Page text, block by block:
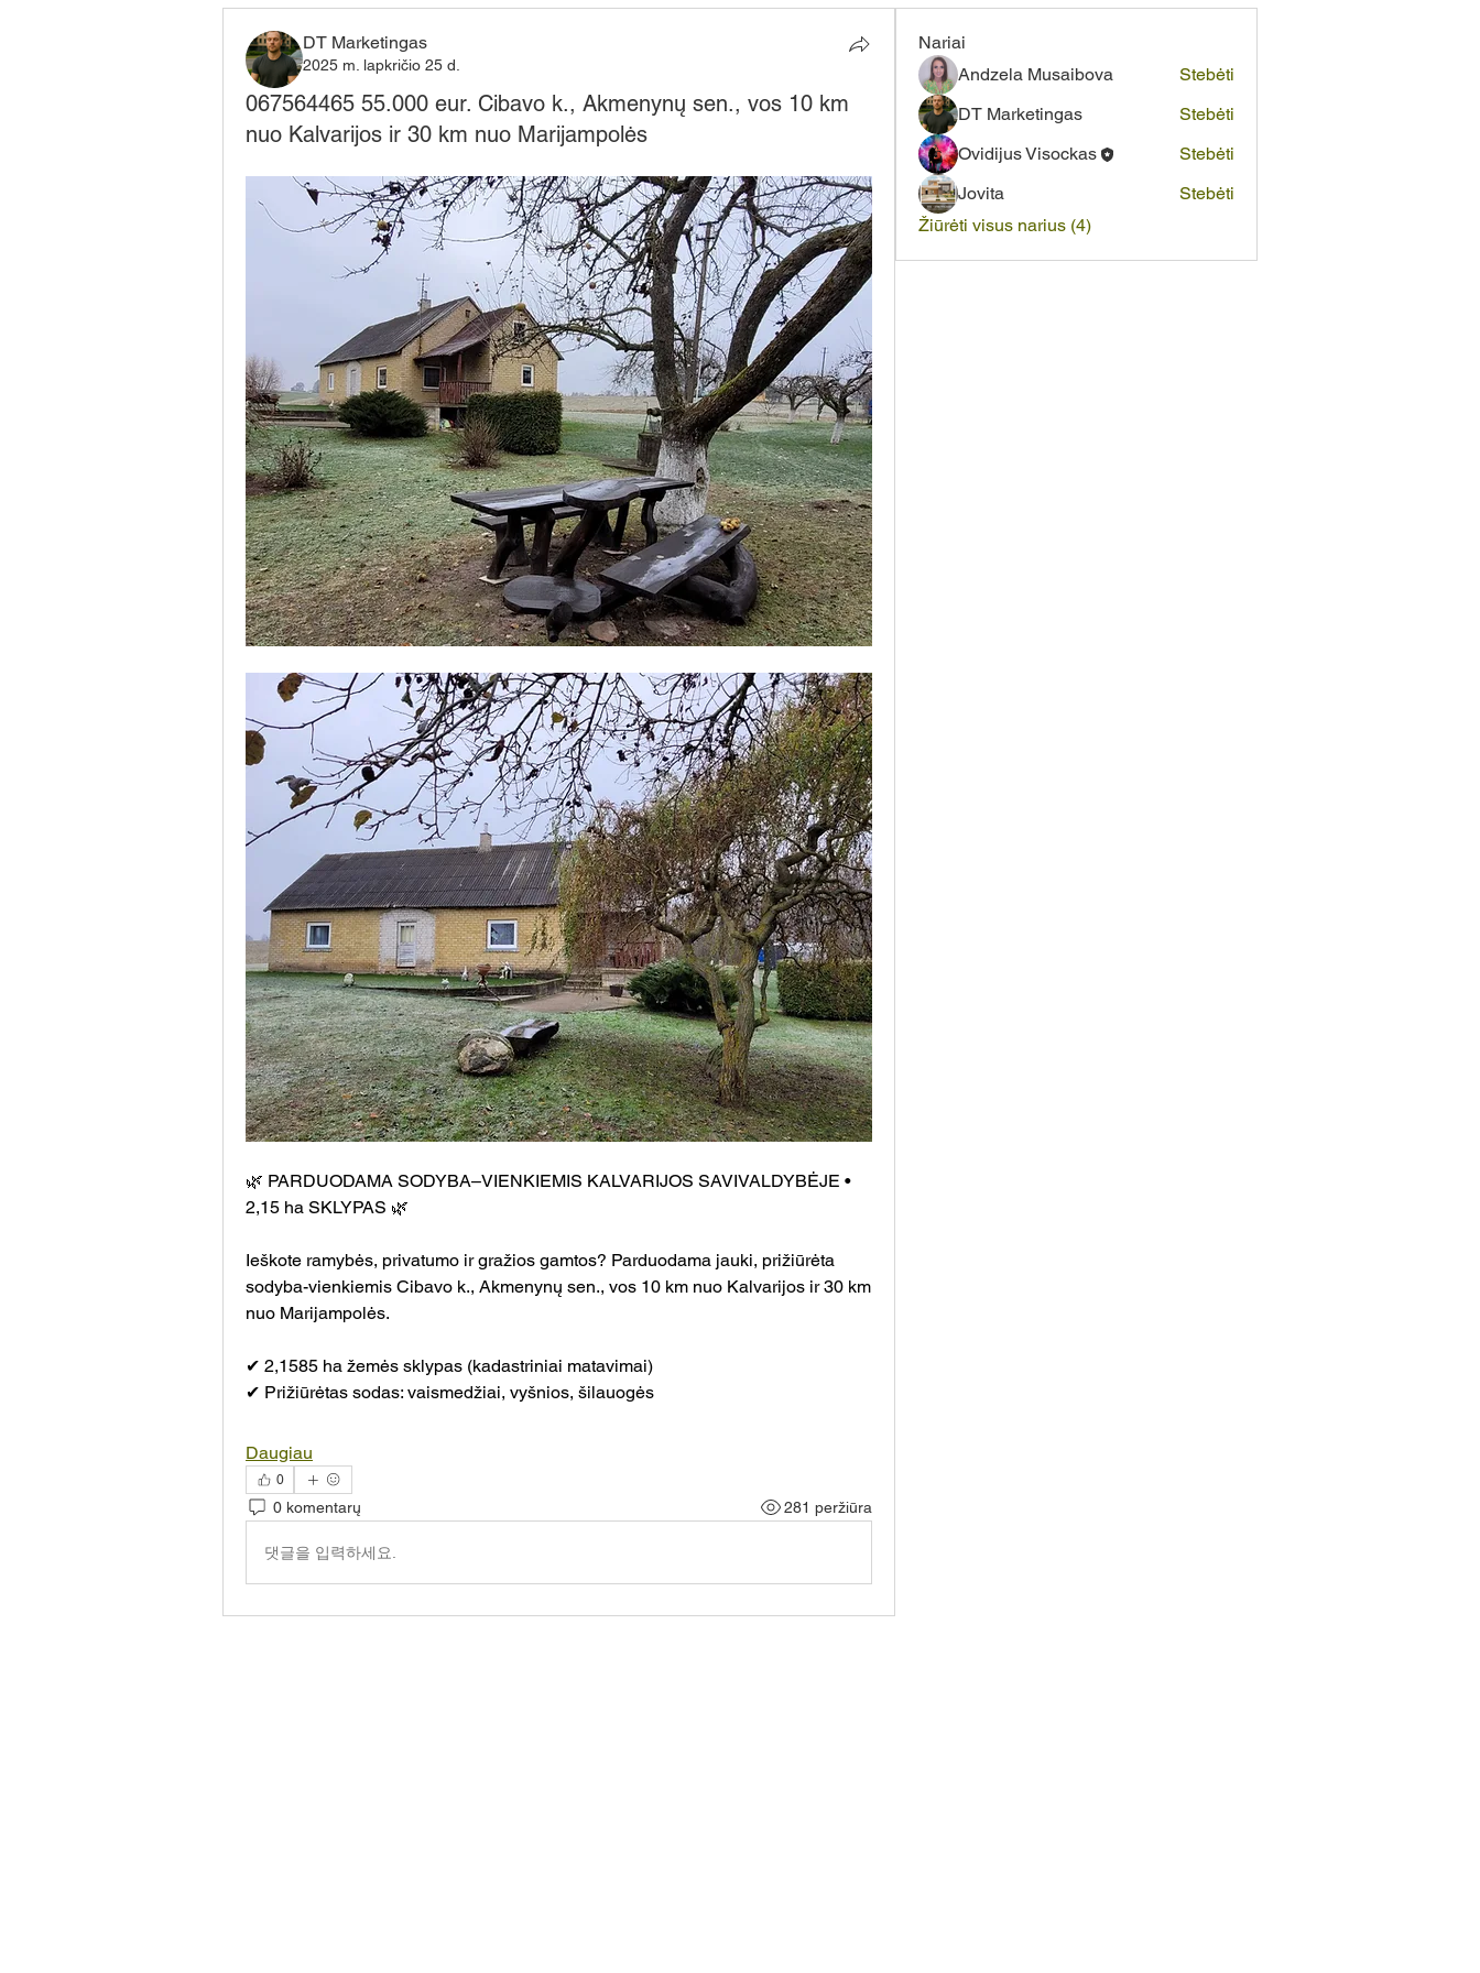
DT Marketingas
2025 m. lapkričio 25 d.
067564465 55.000 eur. Cibavo k., Akmenynų sen., vos 10 km
nuo Kalvarijos ir 30 km nuo Marijampolės
🌿 PARDUODAMA SODYBA–VIENKIEMIS KALVARIJOS SAVIVALDYBĖJE •
2,15 ha SKLYPAS 🌿
Ieškote ramybės, privatumo ir gražios gamtos? Parduodama jauki, prižiūrėta
sodyba-vienkiemis Cibavo k., Akmenynų sen., vos 10 km nuo Kalvarijos ir 30 km
nuo Marijampolės.
✔ 2,1585 ha žemės sklypas (kadastriniai matavimai)
✔ Prižiūrėtas sodas: vaismedžiai, vyšnios, šilauogės
Daugiau
0
0 komentarų 281 peržiūra
댓글을 입력하세요.
Nariai
Andzela Musaibova
Stebėti
DT Marketingas
Stebėti
Ovidijus Visockas
Stebėti
Jovita
Stebėti
Žiūrėti visus narius (4)